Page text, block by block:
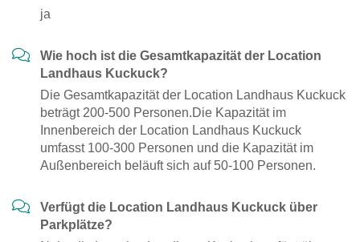
ja
Wie hoch ist die Gesamtkapazität der Location
Landhaus Kuckuck?
Die Gesamtkapazität der Location Landhaus Kuckuck
beträgt 200-500 Personen.Die Kapazität im
Innenbereich der Location Landhaus Kuckuck
umfasst 100-300 Personen und die Kapazität im
Außenbereich beläuft sich auf 50-100 Personen.
Verfügt die Location Landhaus Kuckuck über
Parkplätze?